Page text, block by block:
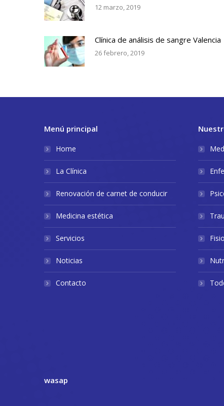
12 marzo, 2019
Clínica de análisis de sangre Valencia
26 febrero, 2019
Menú principal
Home
La Clínica
Renovación de carnet de conducir
Medicina estética
Servicios
Noticias
Contacto
wasap